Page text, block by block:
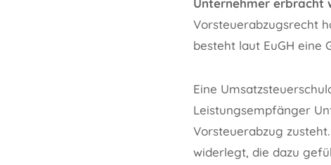
Unternehmer erbracht
Vorsteuerabzugsrecht
besteht laut EuGH eine
Eine
Leistungsempfänger
Vorsteuerabzug
widerlegt, die dazu